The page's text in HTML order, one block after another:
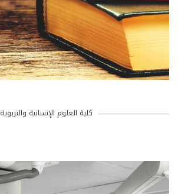
كلية العلوم الإنسانية والتربوية